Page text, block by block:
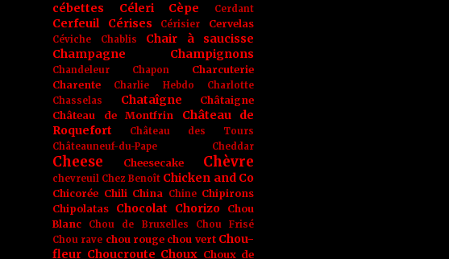
cébettes Céleri Cèpe Cerdant
Cerfeuil Cérises Cérisier Cervelas
Céviche Chablis
Chair à saucisse
Champagne
Champignons
Chandeleur Chapon
Charcuterie
Charente
Charlie Hebdo
Charlotte
Chasselas
Chataîgne
Châtaigne
Château de Montfrin
Château de
Roquefort
Château des Tours
Châteauneuf-du-Pape
Cheddar
Cheese Cheesecake Chèvre
chevreuil Chez Benoît Chicken and Co
Chicorée Chili China Chine Chipirons
Chipolatas
Chocolat Chorizo
Chou
Blanc
Chou de Bruxelles
Chou Frisé
Chou rave chou rouge chou vert Chou-
fleur Choucroute Choux Choux de